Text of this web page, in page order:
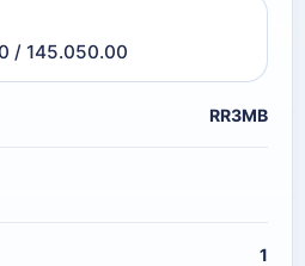
/ 145.050.00
RR3MB
1